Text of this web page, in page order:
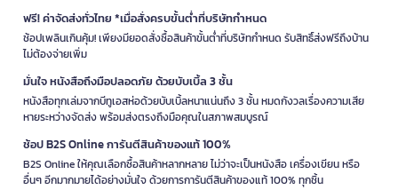
ฟรี! ค่าจัดส่งทั่วไทย *เมื่อสั่งครบขั้นต่ำที่บริษัทกำหนด
ช้อปเพลินเกินคุ้ม! เพียงมียอดสั่งซื้อสินค้าขั้นต่ำที่บริษัทกำหนด รับสิทธิ์ส่งฟรีถึงบ้าน
ไม่ต้องจ่ายเพิ่ม
มั่นใจ หนังสือถึงมือปลอดภัย ด้วยบับเบิ้ล 3 ชั้น
หนังสือทุกเล่มจากบีทูเอสห่อด้วยบับเบิ้ลหนาแน่นถึง 3 ชั้น หมดกังวลเรื่องความเสีย
หายระหว่างจัดส่ง พร้อมส่งตรงถึงมือคุณในสภาพสมบูรณ์
ช้อป B2S Online การันตีสินค้าของแท้ 100%
B2S Online ให้คุณเลือกซื้อสินค้าหลากหลาย ไม่ว่าจะเป็นหนังสือ เครื่องเขียน หรือ
อื่นๆ อีกมากมายได้อย่างมั่นใจ ด้วยการการันตีสินค้าของแท้ 100% ทุกชิ้น